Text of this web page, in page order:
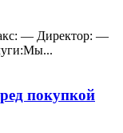
— Директор: —
покупкой